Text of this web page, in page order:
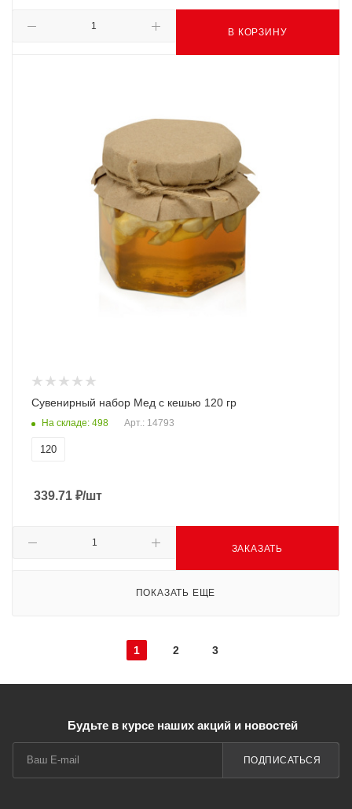
В КОРЗИНУ
Сувенирный набор Мед с кешью 120 гр
На складе: 498 Арт.: 14793
120
339.71 ₽/шт
ЗАКАЗАТЬ
ПОКАЗАТЬ ЕЩЕ
1 2 3
Будьте в курсе наших акций и новостей
ПОДПИСАТЬСЯ